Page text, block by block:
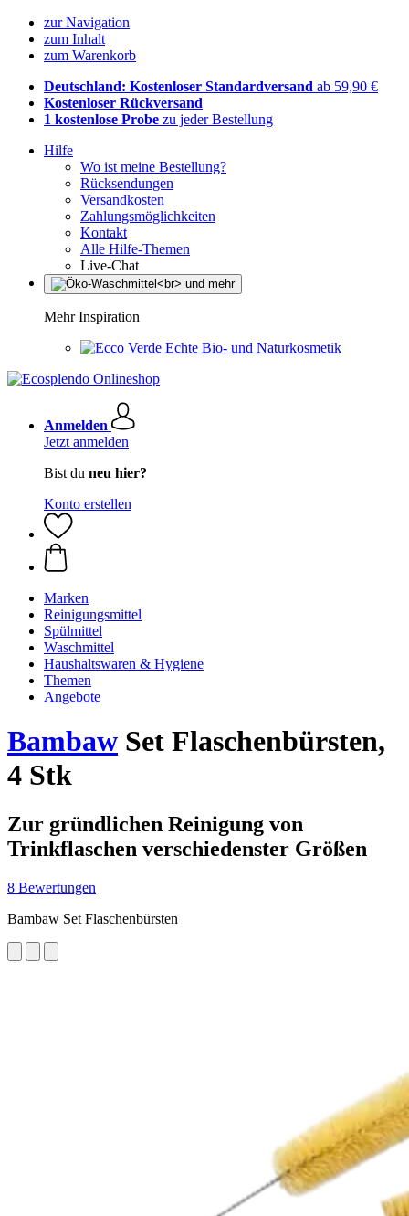
zur Navigation
zum Inhalt
zum Warenkorb
Deutschland: Kostenloser Standardversand ab 59,90 €
Kostenloser Rückversand
1 kostenlose Probe zu jeder Bestellung
Hilfe
Wo ist meine Bestellung?
Rücksendungen
Versandkosten
Zahlungsmöglichkeiten
Kontakt
Alle Hilfe-Themen
Live-Chat
Mehr Inspiration
Echte Bio- und Naturkosmetik
Anmelden
Jetzt anmelden
Bist du neu hier?
Konto erstellen
Marken
Reinigungsmittel
Spülmittel
Waschmittel
Haushaltswaren & Hygiene
Themen
Angebote
Bambaw Set Flaschenbürsten,
4 Stk
Zur gründlichen Reinigung von
Trinkflaschen verschiedenster Größen
8 Bewertungen
Bambaw Set Flaschenbürsten